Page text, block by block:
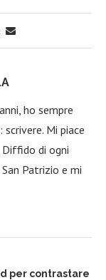
ho sempre
Mi piace
di ogni
Patrizio e mi
per contrastare